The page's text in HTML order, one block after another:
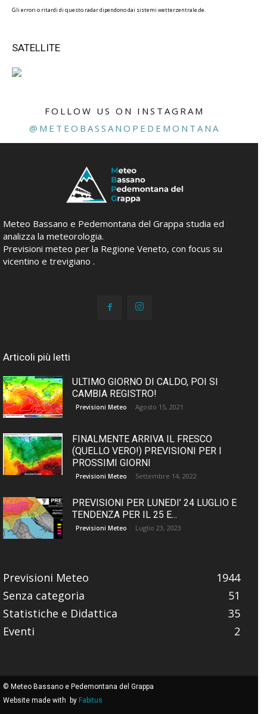
Gli errori o ritardi di questo radar dipendono dai sistemi wetterzentrale.de.
SATELLITE
FOLLOW US ON INSTAGRAM
@METEOBASSANOPEDEMONTANA
Meteo Bassano e Pedemontana del Grappa studia ed
analizza la meteorologia.
Previsioni meteo per la Regione Veneto, con focus su
vicentino e trevigiano .
Articoli più letti
ULTIMO GIORNO DI CALDO, POI SI
CAMBIA REGISTRO!
Previsioni Meteo Agosto 15, 2021
FINALMENTE ARRIVA IL FRESCO
(QUELLO VERO!) PREVISIONI PER I
PROSSIMI GIORNI
Previsioni Meteo Settembre 14, 2022
PREVISIONI PER LUNEDI’ 24 LUGLIO E
TENDENZA PER IL 25 E...
Previsioni Meteo Luglio 23, 2023
Previsioni Meteo
1944
Senza categoria
51
Statistiche e Didattica
35
Eventi
2
© Meteo Bassano e Pedemontana del Grappa
Website made with
by Fabitus